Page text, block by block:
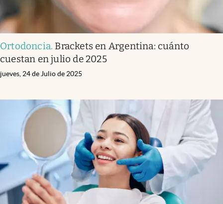
Ortodoncia. Brackets en Argentina: cuánto
cuestan en julio de 2025
jueves, 24 de Julio de 2025